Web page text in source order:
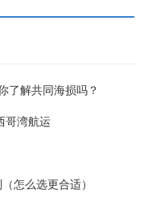
了解共同海损吗？
哥湾航运
怎么选更合适）